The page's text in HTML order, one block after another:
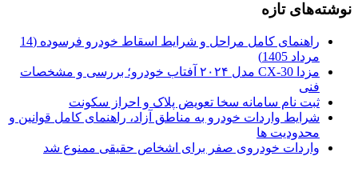
نوشته‌های تازه
راهنمای کامل مراحل و شرایط اسقاط خودرو فرسوده (14
مرداد 1405)
مزدا CX-30 مدل ۲۰۲۴ آفتاب خودرو؛ بررسی و مشخصات
فنی
ثبت نام سامانه سخا تعویض پلاک و احراز سکونت
شرایط واردات خودرو به مناطق آزاد، راهنمای کامل قوانین و
محدودیت ها
واردات خودروی صفر برای اشخاص حقیقی ممنوع شد